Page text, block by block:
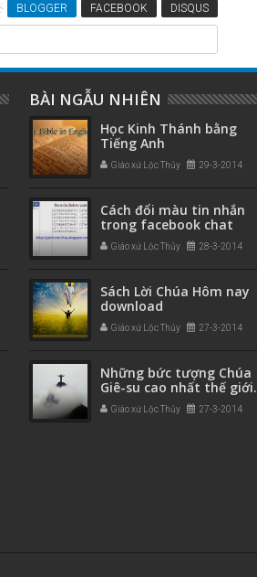
BLOGGER FACEBOOK DISQUS
BÀI NGẪU NHIÊN
Học Kinh Thánh bằng
Tiếng Anh
Giáo xứ Lộc Thủy 29-3-2014
Cách đổi màu tin nhắn
trong facebook chat
Giáo xứ Lộc Thủy 28-3-2014
Sách Lời Chúa Hôm nay
download
Giáo xứ Lộc Thủy 27-3-2014
Những bức tượng Chúa
Giê-su cao nhất thế giới.
Giáo xứ Lộc Thủy 27-3-2014